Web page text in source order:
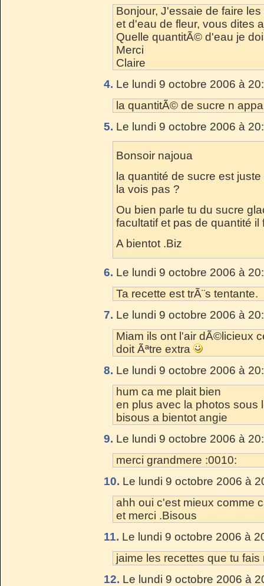
Bonjour, J'essaie de faire
et d'eau de fleur, vous dites
Quelle quantitÃ© d'eau je
Merci
Claire
4. Le lundi 9 octobre 2006 à
la quantitÃ© de sucre n
5. Le lundi 9 octobre 2006 à
Bonsoir najoua
la quantité de sucre est
la vois pas ?
Ou bien parle tu du sucre
facultatif et pas de quantité
A bientot .Biz
6. Le lundi 9 octobre 2006 à
Ta recette est trÃ¨s tentante.
7. Le lundi 9 octobre 2006 à
Miam ils ont l'air dÃ©licieux
doit Ãªtre extra
8. Le lundi 9 octobre 2006 à
hum ca me plait bien
en plus avec la photos sous
bisous a bientot angie
9. Le lundi 9 octobre 2006 à
merci grandmere :0010:
10. Le lundi 9 octobre 2006 à
ahh oui c'est mieux comme
et merci .Bisous
11. Le lundi 9 octobre 2006 à
jaime les recettes que tu
12. Le lundi 9 octobre 2006 à